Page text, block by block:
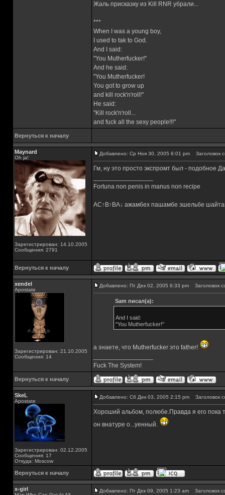
Жаль присказку из Kill RNR убрали...
***
When I was a young boy,
I used to tak to God.
And I said:
"You Mutherfucker!"
And he said:
"You Mutherfucker!
You got to grow up
and kill rock'n'roll!"
He said:
"Kill rock'n'roll...
and fuck all the sexy people!!!"
Вернуться к началу
Maynard
Oh ja!
Зарегистрирован: 14.10.2005
Сообщения: 2791
Добавлено: Ср Ноя 30, 2005 6:01 pm Заголовок
Гм, ну это просто экспромт был - подобное
Fortuna non penis in manus non recipe
AC↑B↑BA↓ ажамбех пашамбе эшельбе
Вернуться к началу
xendel
Apostate
Зарегистрирован: 21.10.2005
Сообщения: 14
Добавлено: Пт Дек 02, 2005 6:33 pm Заголовок
Sam писал(а):
And I said:
"You Mutherfucker!"
а знаете, что Mutherfucker это father!
Fuck The System!
Вернуться к началу
SkeL
Apostate
Зарегистрирован: 02.12.2005
Сообщения: 17
Откуда: Moscow
Добавлено: Сб Дек 03, 2005 2:15 pm Заголовок
Хороший альбом, полюбе.Правда я его пока
он внатуре о...уенный.
Вернуться к началу
x-girl Добавлено: Пт Дек 09, 2005 1:23 am Заголовок